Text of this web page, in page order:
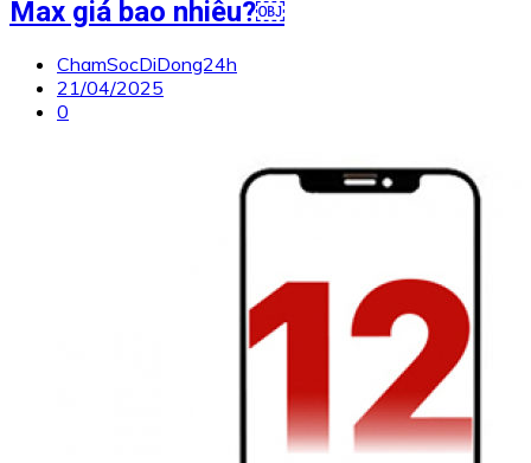
Max giá bao nhiêu?￼
ChamSocDiDong24h
21/04/2025
0